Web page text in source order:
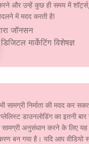
और उन्हें कुछ ही समय में
में मदद करती है!
जॉनसन
मार्केटिंग विशेषज्ञ
सामग्री निर्माता की मदद कर
डाउनलोडिंग का इतनी
अनुसंधान करने के लिए यह
बन गया है। यदि आप वीडियो